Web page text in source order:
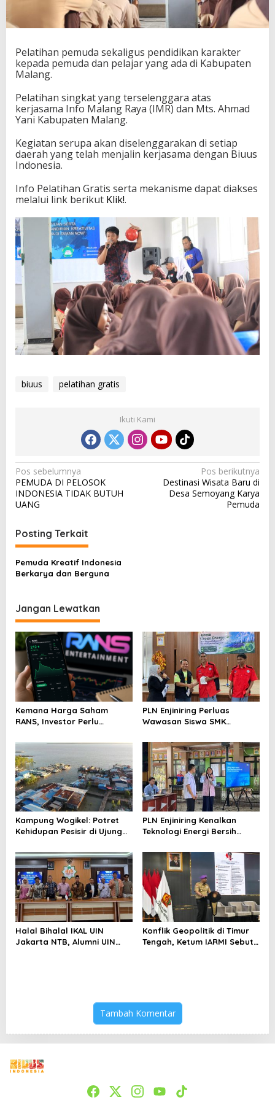
a
d
i
e
o
k
d
o
n
s
i
a
Pelatihan pemuda sekaligus pendidikan karakter
kepada pemuda dan pelajar yang ada di Kabupaten
Malang.
Pelatihan singkat yang terselenggara atas
kerjasama Info Malang Raya (IMR) dan Mts. Ahmad
Yani Kabupaten Malang.
Kegiatan serupa akan diselenggarakan di setiap
daerah yang telah menjalin kerjasama dengan Biuus
Indonesia.
Info Pelatihan Gratis serta mekanisme dapat diakses
melalui link berikut Klik!.
biuus pelatihan gratis
Ikuti Kami
N
a
v
i
g
a
s
p
o
s
Pos sebelumnya
PEMUDA DI PELOSOK
INDONESIA TIDAK BUTUH
UANG
Pos berikutnya
Destinasi Wisata Baru di
Desa Semoyang Karya
Pemuda
Posting Terkait
Pemuda Kreatif Indonesia
Berkarya dan Berguna
Jangan Lewatkan
Kemana Harga Saham
RANS, Investor Perlu
Menghindari Spekulasi
Berlebihan
PLN Enjiniring Perluas
Wawasan Siswa SMK
Perubahan Iklim
Kampung Wogikel: Potret
Kehidupan Pesisir di Ujung
Bertahan di Tengah
Keterbatasan
PLN Enjiniring Kenalkan
Teknologi Energi Bersih
Halal Bihalal IKAL UIN
Jakarta NTB, Alumni UIN
Konflik Geopolitik di Timur
Tengah, Ketum IARMI Sebut
Tambah Komentar